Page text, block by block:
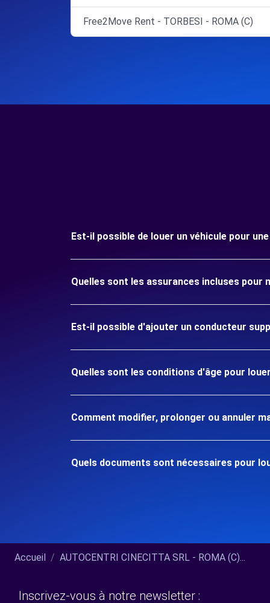
Free2Move Rent - TORBESI - ROMA (C)
Est-il possible de louer un véhicule pour
Quelles sont les assurances incluses pour
Est-il possible d'ajouter un conducteur
Quelles sont les conditions d'âge pour
Comment modifier, prolonger ou annuler
Quels documents sont nécessaires pour
Accueil AUTOCENTRI CINECITTA SRL - ROMA (C)...
Inscrivez-vous à notre newsletter :